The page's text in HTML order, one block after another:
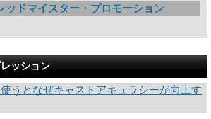
ッドマイスター・プロモーション
ッション
うとなぜキャストアキュラシーが向上す